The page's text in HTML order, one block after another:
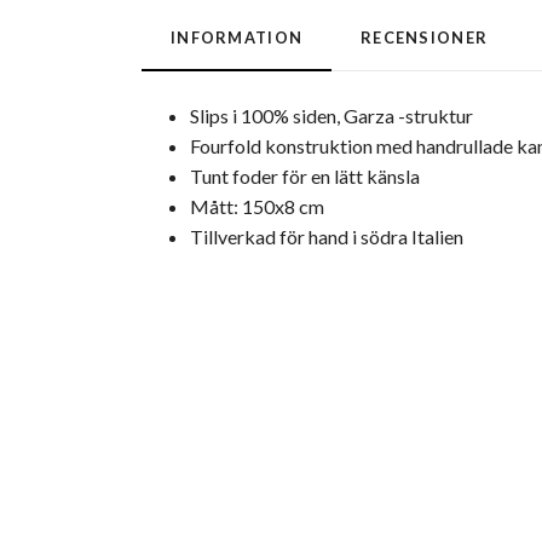
INFORMATION RECENSIONER
Slips i 100% siden, Garza -struktur
Fourfold konstruktion med handrullade
Tunt foder för en lätt känsla
Mått: 150x8 cm
Tillverkad för hand i södra Italien